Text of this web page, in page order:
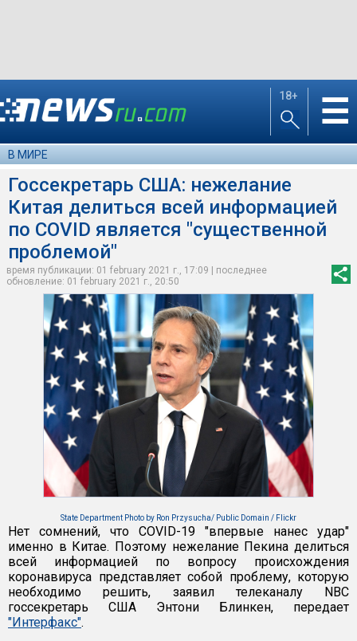
18+ ☰
В МИРЕ
Госсекретарь США: нежелание
Китая делиться всей информацией
по COVID является "существенной
проблемой"
время публикации: 01 february 2021 г., 17:09 | последнее
обновление: 01 february 2021 г., 20:50
State Department Photo by Ron Przysucha/ Public Domain / Flickr
Нет сомнений, что COVID-19 "впервые нанес удар"
именно в Китае. Поэтому нежелание Пекина делиться
всей информацией по вопросу происхождения
коронавируса представляет собой проблему, которую
необходимо решить, заявил телеканалу NBC
госсекретарь США Энтони Блинкен, передает
"Интерфакс".